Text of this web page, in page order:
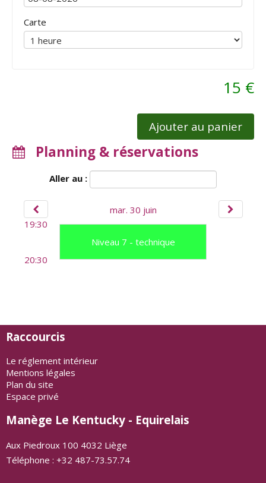
Carte
15 €
Ajouter au panier
Planning & réservations
Aller au :
19:30
20:30
mar. 30 juin
Niveau 7 - technique
Raccourcis
Le réglement intérieur
Mentions légales
Plan du site
Espace privé
Manège Le Kentucky - Equirelais
Aux Piedroux 100 4032 Liège
Téléphone : +32 487-73.57.74